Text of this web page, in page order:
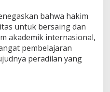
bahwa hakim
untuk bersaing dan
akademik internasional,
pembelajaran
peradilan yang